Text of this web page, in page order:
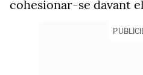
cohesionar-se davant